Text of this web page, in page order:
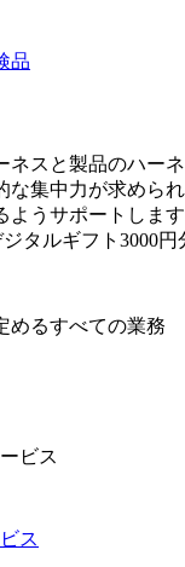
品
ネスと製品のハー
集中力が求めら
ようサポートしま
タルギフト3000円
めるすべての業務
ス